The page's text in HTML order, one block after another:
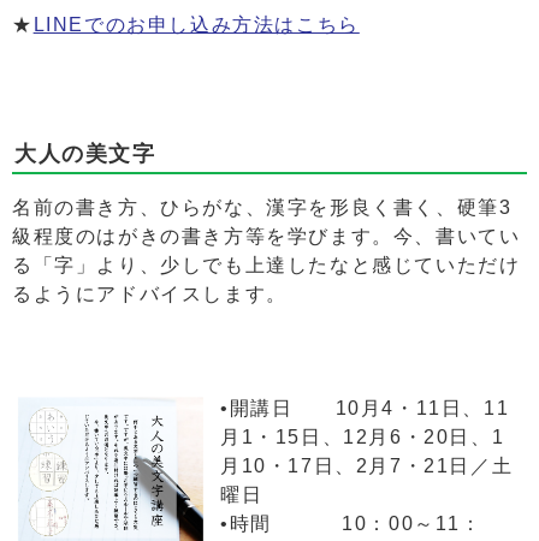
★ LINEでのお申し込み方法はこちら
大人の美文字
名前の書き方、ひらがな、漢字を形良く書く、硬筆3
級程度のはがきの書き方等を学びます。今、書いてい
る「字」より、少しでも上達したなと感じていただけ
るようにアドバイスします。
•開講日 10月4・11日、11
月1・15日、12月6・20日、1
月10・17日、2月7・21日／土
曜日
•時間 10：00～11：